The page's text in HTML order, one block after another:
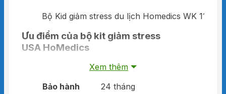
Bộ Kid giảm stress du lịch Homedics WK
Ưu điểm của bộ kit giảm stress
USA HoMedics
Kết hợp bởi hai thương hiệu số 1 về
01 tinh dầu thiên nhiên Ellia 100% tự nhiên
Xem thêm
Bảo hành
24 tháng